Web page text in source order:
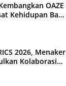
OAZE
Kehidupan Baru
2026, Menaker
Kolaborasi